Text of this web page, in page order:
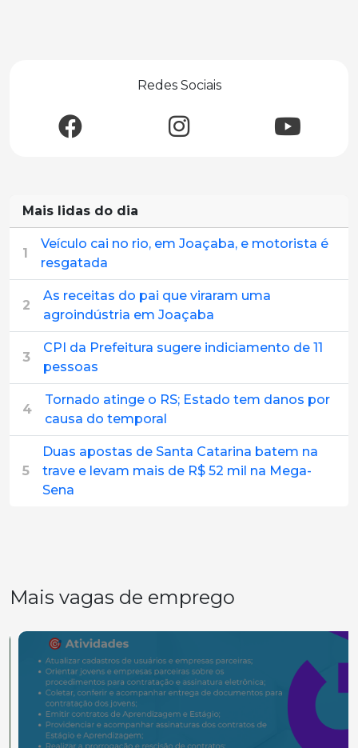
Redes Sociais
Mais lidas do dia
1
Veículo cai no rio, em Joaçaba, e motorista é
resgatada
2
As receitas do pai que viraram uma
agroindústria em Joaçaba
3
CPI da Prefeitura sugere indiciamento de 11
pessoas
4
Tornado atinge o RS; Estado tem danos por
causa do temporal
5
Duas apostas de Santa Catarina batem na
trave e levam mais de R$ 52 mil na Mega-
Sena
Mais vagas de emprego